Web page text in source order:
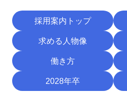
採用案内トップ
求める人物像
働き方
2028年卒